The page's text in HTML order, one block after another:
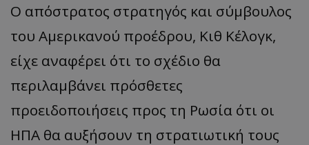
Ο απόστρατος στρατηγός και σύμβουλος
του Αμερικανού προέδρου, Κιθ Κέλογκ,
είχε αναφέρει ότι το σχέδιο θα
περιλαμβάνει πρόσθετες
προειδοποιήσεις προς τη Ρωσία ότι οι
ΗΠΑ θα αυξήσουν τη στρατιωτική τους